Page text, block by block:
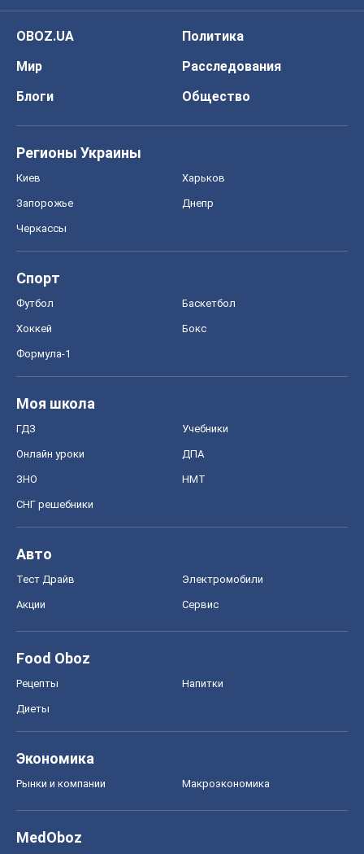
OBOZ.UA
Политика
Мир
Расследования
Блоги
Общество
Регионы Украины
Киев Харьков
Запорожье Днепр
Черкассы
Спорт
Футбол Баскетбол
Хоккей Бокс
Формула-1
Моя школа
ГДЗ Учебники
Онлайн уроки ДПА
ЗНО НМТ
СНГ решебники
Авто
Тест Драйв Электромобили
Акции Сервис
Food Oboz
Рецепты Напитки
Диеты
Экономика
Рынки и компании Mакроэкономика
MedOboz